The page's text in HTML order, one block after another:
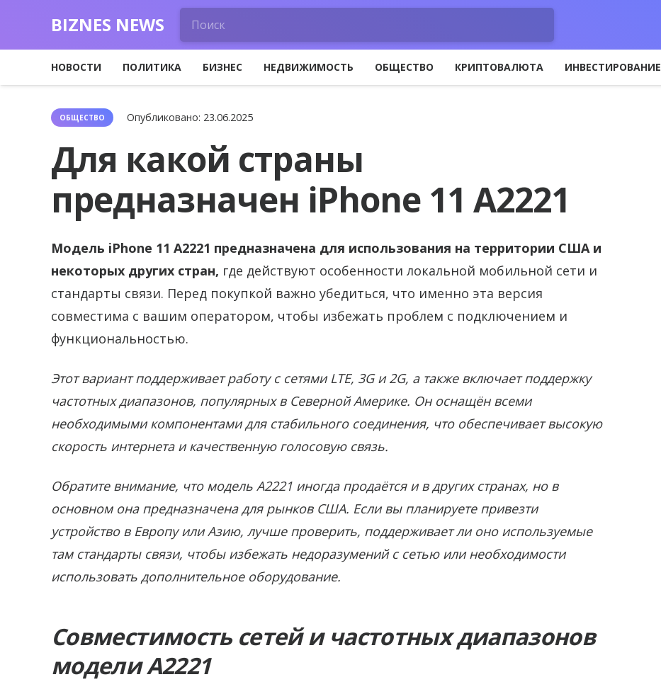
BIZNES NEWS
НОВОСТИ ПОЛИТИКА БИЗНЕС НЕДВИЖИМОСТЬ ОБЩЕСТВО КРИПТОВАЛЮТА ИНВЕСТИРОВАНИЕ
ОБЩЕСТВО Опубликовано: 23.06.2025
Для какой страны
предназначен iPhone 11 A2221
Модель iPhone 11 A2221 предназначена для использования на территории США и
некоторых других стран, где действуют особенности локальной мобильной сети и
стандарты связи. Перед покупкой важно убедиться, что именно эта версия
совместима с вашим оператором, чтобы избежать проблем с подключением и
функциональностью.
Этот вариант поддерживает работу с сетями LTE, 3G и 2G, а также включает поддержку
частотных диапазонов, популярных в Северной Америке. Он оснащён всеми
необходимыми компонентами для стабильного соединения, что обеспечивает высокую
скорость интернета и качественную голосовую связь.
Обратите внимание, что модель A2221 иногда продаётся и в других странах, но в
основном она предназначена для рынков США. Если вы планируете привезти
устройство в Европу или Азию, лучше проверить, поддерживает ли оно используемые
там стандарты связи, чтобы избежать недоразумений с сетью или необходимости
использовать дополнительное оборудование.
Совместимость сетей и частотных диапазонов
модели A2221